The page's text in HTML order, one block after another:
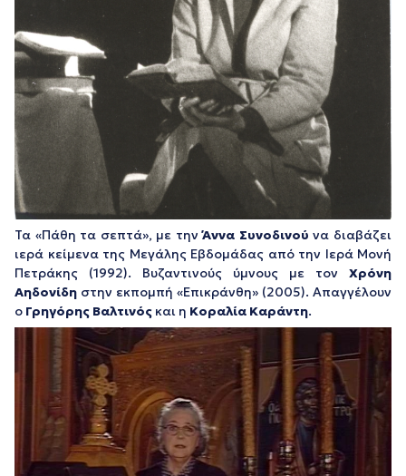
Τα «Πάθη τα σεπτά», με τηνΆννα Συνοδινού να διαβάζει
ιερά κείμενα της Μεγάλης Εβδομάδας από την Ιερά Μονή
Πετράκης (1992). Βυζαντινούς ύμνους με τον Χρόνη
Αηδονίδη στην εκπομπή «Επικράνθη» (2005). Απαγγέλουν
ο Γρηγόρης Βαλτινός και η Κοραλία Καράντη.